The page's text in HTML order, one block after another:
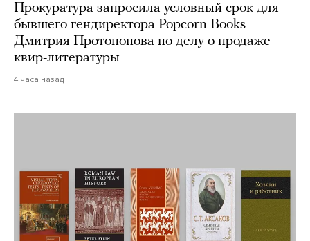
Прокуратура запросила условный срок для
бывшего гендиректора Popcorn Books
Дмитрия Протопопова по делу о продаже
квир-литературы
4 часа назад